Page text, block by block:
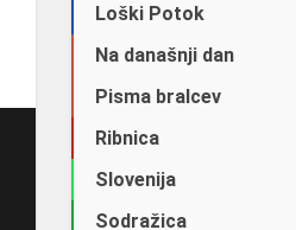
Loški Potok
Na današnji dan
Pisma bralcev
Ribnica
Slovenija
Sodražica